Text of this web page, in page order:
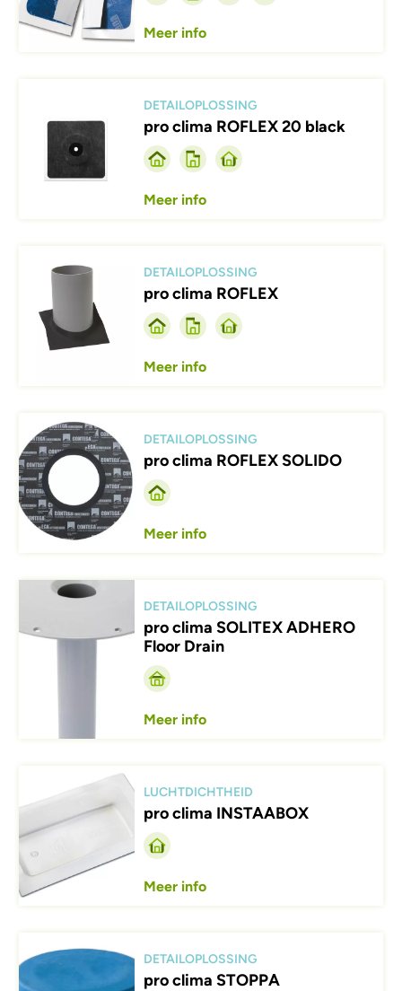
Meer info
DETAILOPLOSSING
pro clima ROFLEX 20 black
Meer info
DETAILOPLOSSING
pro clima ROFLEX
Meer info
Afbeelding
DETAILOPLOSSING
pro clima ROFLEX SOLIDO
Meer info
Afbeelding
DETAILOPLOSSING
pro clima SOLITEX ADHERO
Floor Drain
Meer info
LUCHTDICHTHEID
pro clima INSTAABOX
Meer info
DETAILOPLOSSING
pro clima STOPPA